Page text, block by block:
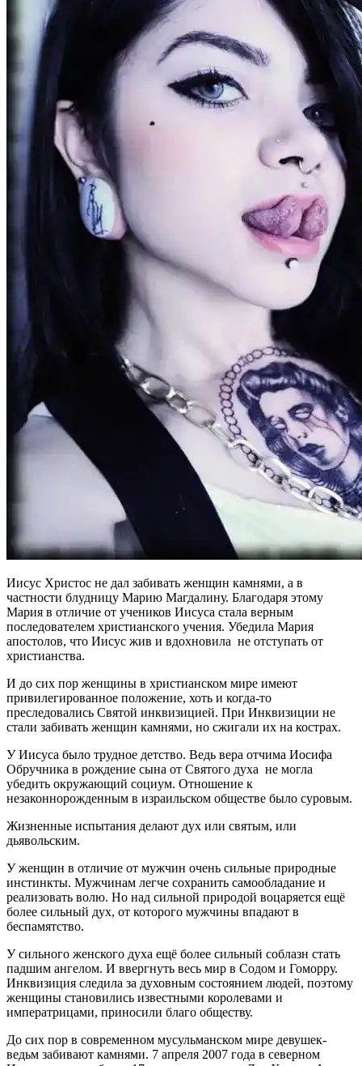
Иисус Христос не дал забивать женщин камнями, а в
частности блудницу Марию Магдалину. Благодаря этому
Мария в отличие от учеников Иисуса стала верным
последователем христианского учения. Убедила Мария
апостолов, что Иисус жив и вдохновила не отступать от
христианства.
И до сих пор женщины в христианском мире имеют
привилегированное положение, хоть и когда-то
преследовались Святой инквизицией. При Инквизиции не
стали забивать женщин камнями, но сжигали их на кострах.
У Иисуса было трудное детство. Ведь вера отчима Иосифа
Обручника в рождение сына от Святого духа не могла
убедить окружающий социум. Отношение к
незаконнорожденным в израильском обществе было суровым.
Жизненные испытания делают дух или святым, или
дьявольским.
У женщин в отличие от мужчин очень сильные природные
инстинкты. Мужчинам легче сохранить самообладание и
реализовать волю. Но над сильной природой воцаряется ещё
более сильный дух, от которого мужчины впадают в
беспамятство.
У сильного женского духа ещё более сильный соблазн стать
падшим ангелом. И ввергнуть весь мир в Содом и Гоморру.
Инквизиция следила за духовным состоянием людей, поэтому
женщины становились известными королевами и
императрицами, приносили благо обществу.
До сих пор в современном мусульманском мире девушек-
ведьм забивают камнями. 7 апреля 2007 года в северном